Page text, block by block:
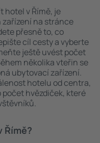
hotel v Římě, je
na stránce
přesně to, co
cíl cesty a vyberte
ještě uvést počet
několika vteřin se
ubytovací zařízení.
hotelu od centra,
hvězdiček, které
Římě?